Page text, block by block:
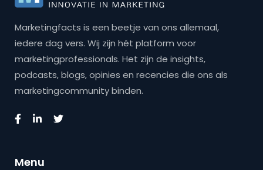
Marketingfacts is een beetje van ons allemaal,
iedere dag vers. Wij zijn hét platform voor
marketingprofessionals. Het zijn de insights,
podcasts, blogs, opinies en recencies die ons als
marketingcommunity binden.
Menu